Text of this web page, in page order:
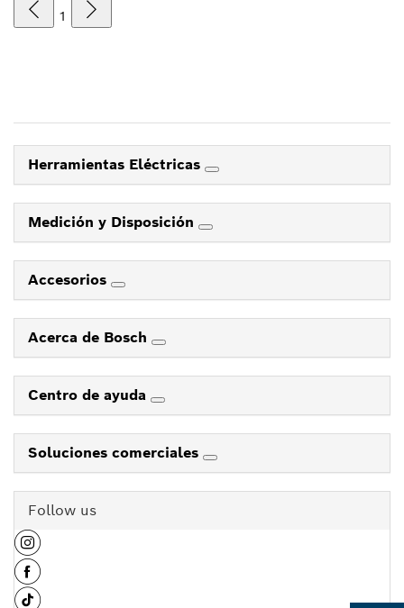
1
Herramientas Eléctricas
Medición y Disposición
Accesorios
Acerca de Bosch
Centro de ayuda
Soluciones comerciales
Follow us